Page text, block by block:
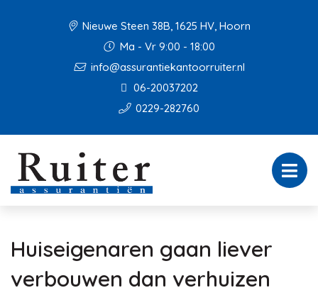
Nieuwe Steen 38B, 1625 HV, Hoorn
Ma - Vr 9:00 - 18:00
info@assurantiekantoorruiter.nl
06-20037202
0229-282760
Huiseigenaren gaan liever
verbouwen dan verhuizen